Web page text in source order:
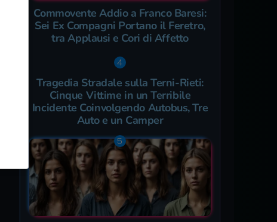
Commovente Addio a Franco Baresi:
Sei Ex Compagni Portano il Feretro,
tra Applausi e Cori di Affetto
Tragedia Stradale sulla Terni-Rieti:
Cinque Vittime in un Terribile
Incidente Coinvolgendo Autobus, Tre
Auto e un Camper